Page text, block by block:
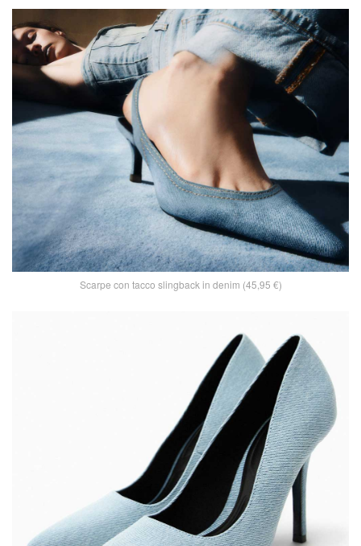
Scarpe con tacco slingback in denim (45,95 €)